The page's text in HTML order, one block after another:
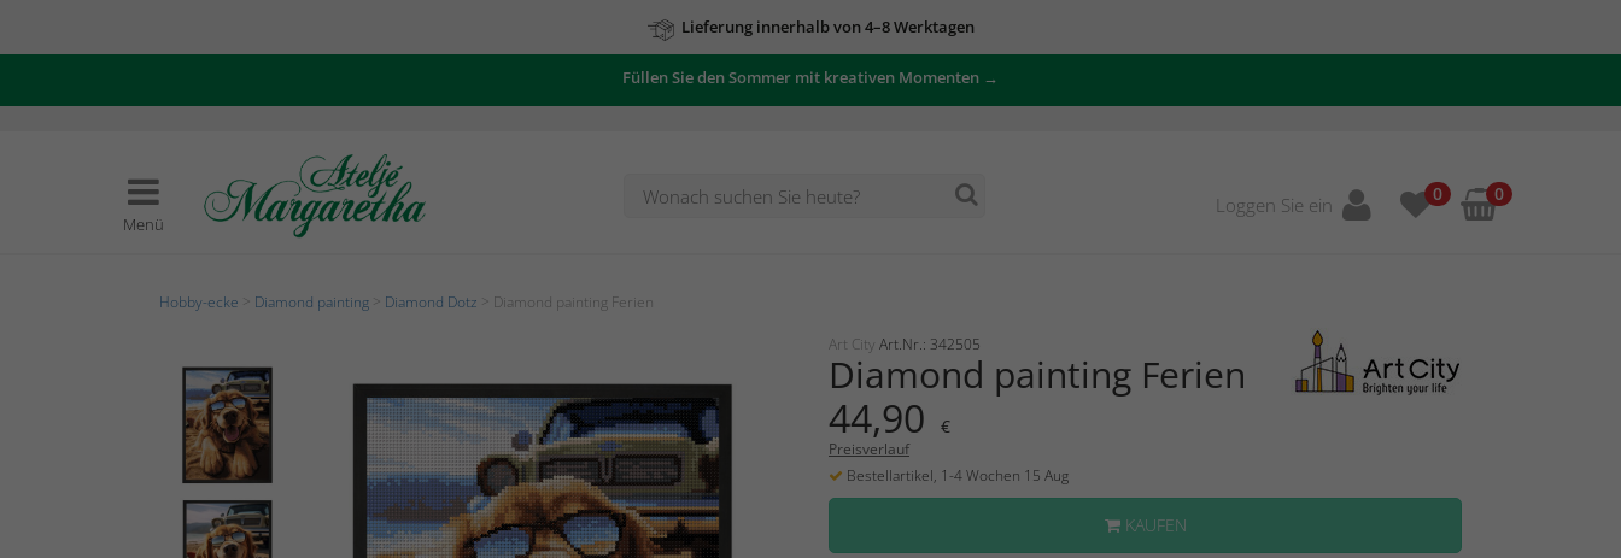
Lieferung innerhalb von 4–8 Werktagen
Füllen Sie den Sommer mit kreativen Momenten →
Menü
Loggen Sie ein 0 0
Hobby-ecke Diamond painting Diamond Dotz > Diamond painting Ferien
Art City Art.Nr.: 342505
Diamond painting Ferien
44,90 €
Preisverlauf
Bestellartikel, 1-4 Wochen 15 Aug
KAUFEN